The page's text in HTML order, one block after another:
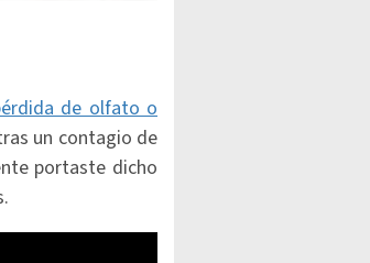
de olfato o
un contagio de
portaste dicho